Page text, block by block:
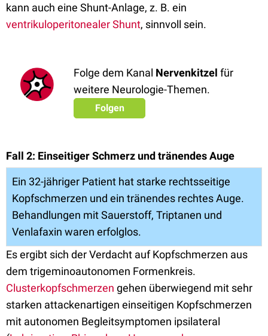
kann auch eine Shunt-Anlage, z. B. ein
ventrikuloperitonealer Shunt, sinnvoll sein.
Folge dem Kanal Nervenkitzel für
weitere Neurologie-Themen.
Folgen
Fall 2: Einseitiger Schmerz und tränendes Auge
Ein 32-jähriger Patient hat starke rechtsseitige
Kopfschmerzen und ein tränendes rechtes Auge.
Behandlungen mit Sauerstoff, Triptanen und
Venlafaxin waren erfolglos.
Es ergibt sich der Verdacht auf Kopfschmerzen aus
dem trigeminoautonomen Formenkreis.
Clusterkopfschmerzen gehen überwiegend mit sehr
starken attackenartigen einseitigen Kopfschmerzen
mit autonomen Begleitsymptomen ipsilateral